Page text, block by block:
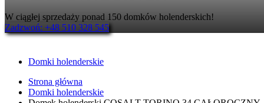
W ciągłej sprzedaży ponad 150 domków holenderskich!
Zadzwoń: +48 510 328 545
Domki holenderskie
Strona główna
Domki holenderskie